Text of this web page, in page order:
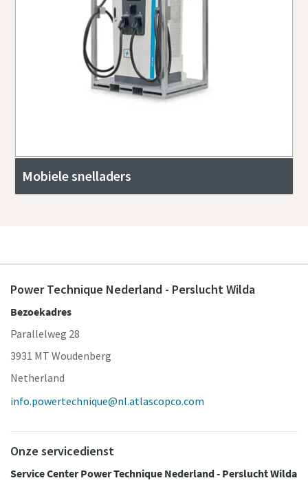
Mobiele snelladers
Power Technique Nederland - Perslucht Wilda
Bezoekadres
Parallelweg 28
3931 MT Woudenberg
Netherland
info.powertechnique@nl.atlascopco.com
Onze servicedienst
Service Center Power Technique Nederland - Perslucht Wilda